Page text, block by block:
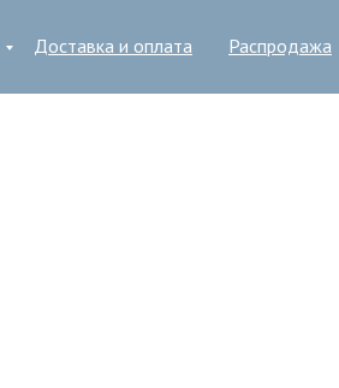
Доставка и оплата Распродажа